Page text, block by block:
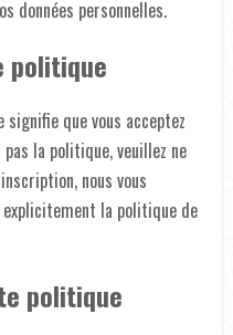
données personnelles.
politique
que vous acceptez
la politique, veuillez ne
nous vous
la politique de
politique